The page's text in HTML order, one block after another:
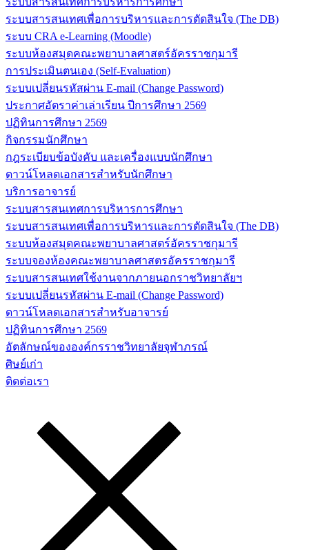
ระบบสารสนเทศเพื่อการบริหารและการตัดสินใจ (The DB)
ระบบ CRA e-Learning (Moodle)
ระบบห้องสมุดคณะพยาบาลศาสตร์อัครราชกุมารี
การประเมินตนเอง (Self-Evaluation)
ระบบเปลี่ยนรหัสผ่าน E-mail (Change Password)
ประกาศอัตราค่าเล่าเรียน ปีการศึกษา 2569
ปฏิทินการศึกษา 2569
กิจกรรมนักศึกษา
กฎระเบียบข้อบังคับ และเครื่องแบบนักศึกษา
ดาวน์โหลดเอกสารสำหรับนักศึกษา
บริการอาจารย์
ระบบสารสนเทศการบริหารการศึกษา
ระบบสารสนเทศเพื่อการบริหารและการตัดสินใจ (The DB)
ระบบห้องสมุดคณะพยาบาลศาสตร์อัครราชกุมารี
ระบบจองห้องคณะพยาบาลศาสตรอัครราชกุมารี
ระบบสารสนเทศใช้งานจากภายนอกราชวิทยาลัยฯ
ระบบเปลี่ยนรหัสผ่าน E-mail (Change Password)
ดาวน์โหลดเอกสารสำหรับอาจารย์
ปฏิทินการศึกษา 2569
อัตลักษณ์ขององค์กรราชวิทยาลัยจุฬาภรณ์
ศิษย์เก่า
ติดต่อเรา